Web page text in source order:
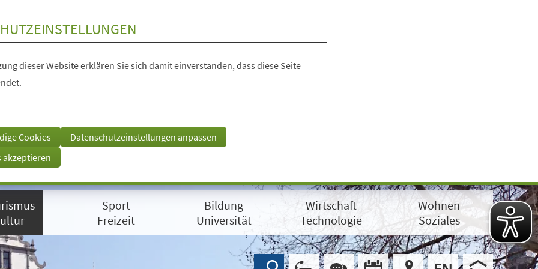
dieser Website erklären Sie sich damit einverstanden, dass diese Seite
Cookies
Datenschutzeinstellungen anpassen
akzeptieren
Sport
Freizeit
Bildung
Universität
Wirtschaft
Technologie
Wohnen
Soziales